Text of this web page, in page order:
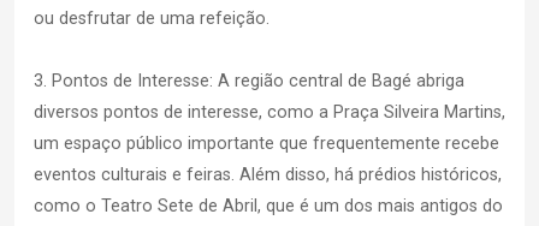
ou desfrutar de uma refeição.
3. Pontos de Interesse: A região central de Bagé abriga
diversos pontos de interesse, como a Praça Silveira Martins,
um espaço público importante que frequentemente recebe
eventos culturais e feiras. Além disso, há prédios históricos,
como o Teatro Sete de Abril, que é um dos mais antigos do